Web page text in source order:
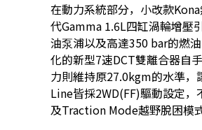
在動力系統部分，小改款
代Gamma 1.6L四缸渦輪增壓
油泵浦以及高達350 bar的燃
化的新型7速DCT雙離合器自
力則維持原27.0kgm的水準，
Line皆採2WD(FF)驅動設定
及Traction Mode越野脫困模